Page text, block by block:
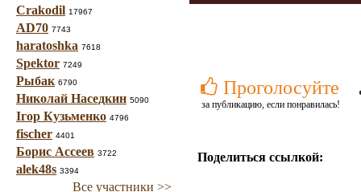
Crakodil 17967
AD70 7743
haratoshka 7618
Spektor 7249
Рыбак 6790
Николай Наседкин 5090
Ігор Кузьменко 4796
fischer 4401
Борис Ассеев 3722
alek48s 3394
Все участники >>
Проголосуйте
за публикацию, если понравилась!
Поделиться ссылкой: